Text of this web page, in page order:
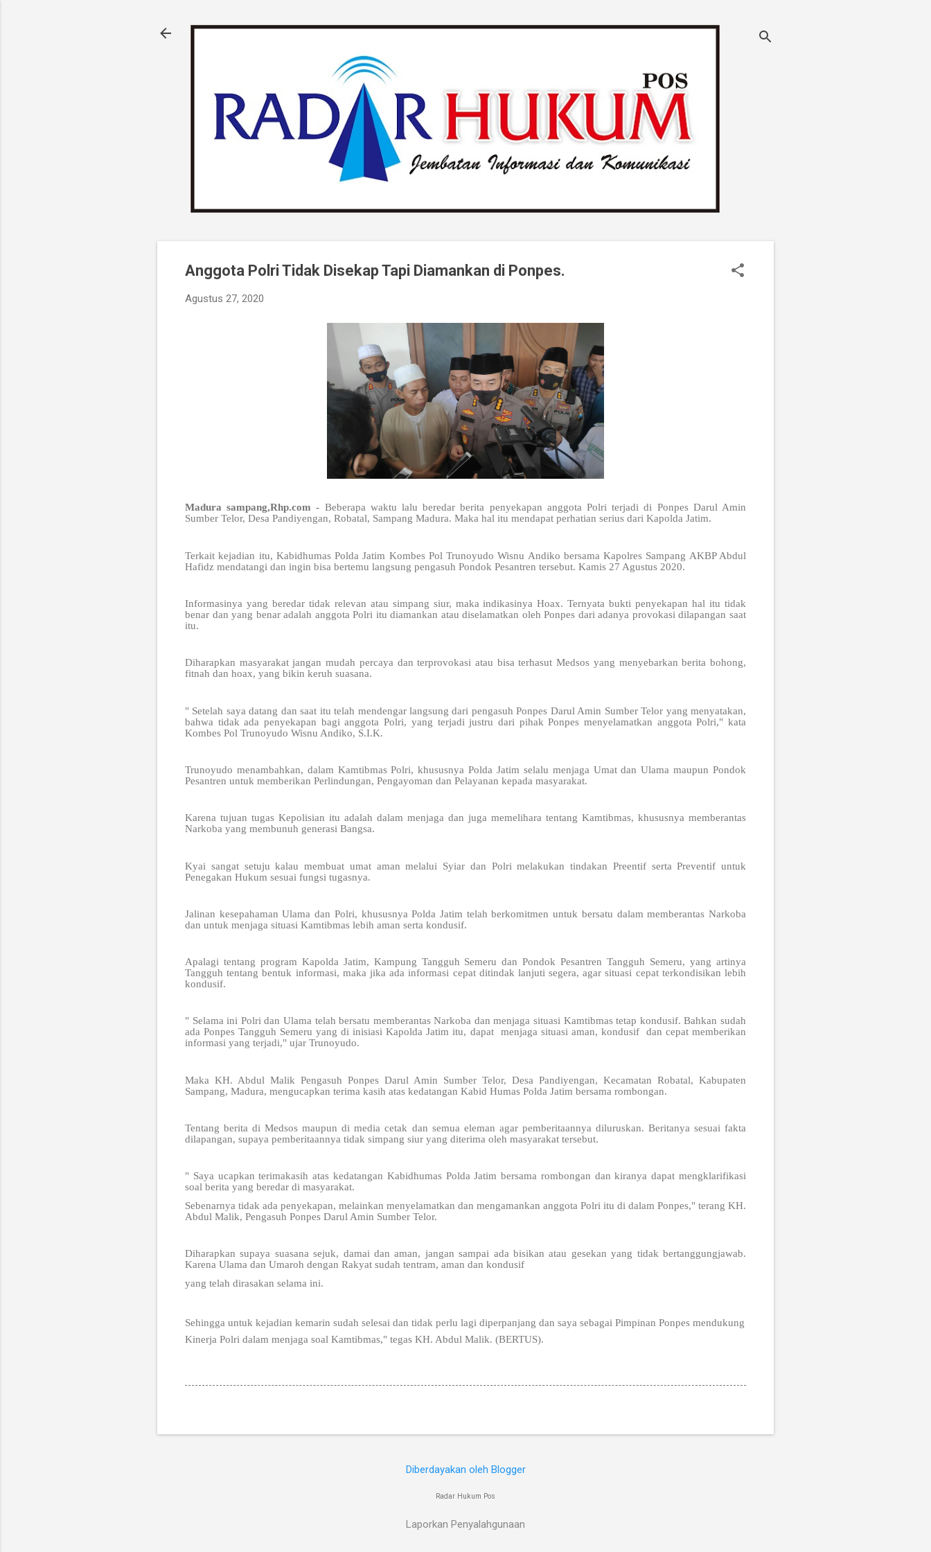
Anggota Polri Tidak Disekap Tapi Diamankan di Ponpes.
Agustus 27, 2020
Madura sampang,Rhp.com - Beberapa waktu lalu beredar berita penyekapan anggota Polri terjadi di Ponpes Darul Amin
Sumber Telor, Desa Pandiyengan, Robatal, Sampang Madura. Maka hal itu mendapat perhatian serius dari Kapolda Jatim.
Terkait kejadian itu, Kabidhumas Polda Jatim Kombes Pol Trunoyudo Wisnu Andiko bersama Kapolres Sampang AKBP Abdul
Hafidz mendatangi dan ingin bisa bertemu langsung pengasuh Pondok Pesantren tersebut. Kamis 27 Agustus 2020.
Informasinya yang beredar tidak relevan atau simpang siur, maka indikasinya Hoax. Ternyata bukti penyekapan hal itu tidak
benar dan yang benar adalah anggota Polri itu diamankan atau diselamatkan oleh Ponpes dari adanya provokasi dilapangan saat
itu.
Diharapkan masyarakat jangan mudah percaya dan terprovokasi atau bisa terhasut Medsos yang menyebarkan berita bohong,
fitnah dan hoax, yang bikin keruh suasana.
" Setelah saya datang dan saat itu telah mendengar langsung dari pengasuh Ponpes Darul Amin Sumber Telor yang menyatakan,
bahwa tidak ada penyekapan bagi anggota Polri, yang terjadi justru dari pihak Ponpes menyelamatkan anggota Polri," kata
Kombes Pol Trunoyudo Wisnu Andiko, S.I.K.
Trunoyudo menambahkan, dalam Kamtibmas Polri, khususnya Polda Jatim selalu menjaga Umat dan Ulama maupun Pondok
Pesantren untuk memberikan Perlindungan, Pengayoman dan Pelayanan kepada masyarakat.
Karena tujuan tugas Kepolisian itu adalah dalam menjaga dan juga memelihara tentang Kamtibmas, khususnya memberantas
Narkoba yang membunuh generasi Bangsa.
Kyai sangat setuju kalau membuat umat aman melalui Syiar dan Polri melakukan tindakan Preentif serta Preventif untuk
Penegakan Hukum sesuai fungsi tugasnya.
Jalinan kesepahaman Ulama dan Polri, khususnya Polda Jatim telah berkomitmen untuk bersatu dalam memberantas Narkoba
dan untuk menjaga situasi Kamtibmas lebih aman serta kondusif.
Apalagi tentang program Kapolda Jatim, Kampung Tangguh Semeru dan Pondok Pesantren Tangguh Semeru, yang artinya
Tangguh tentang bentuk informasi, maka jika ada informasi cepat ditindak lanjuti segera, agar situasi cepat terkondisikan lebih
kondusif.
" Selama ini Polri dan Ulama telah bersatu memberantas Narkoba dan menjaga situasi Kamtibmas tetap kondusif. Bahkan sudah
ada Ponpes Tangguh Semeru yang di inisiasi Kapolda Jatim itu, dapat menjaga situasi aman, kondusif dan cepat memberikan
informasi yang terjadi," ujar Trunoyudo.
Maka KH. Abdul Malik Pengasuh Ponpes Darul Amin Sumber Telor, Desa Pandiyengan, Kecamatan Robatal, Kabupaten
Sampang, Madura, mengucapkan terima kasih atas kedatangan Kabid Humas Polda Jatim bersama rombongan.
Tentang berita di Medsos maupun di media cetak dan semua eleman agar pemberitaannya diluruskan. Beritanya sesuai fakta
dilapangan, supaya pemberitaannya tidak simpang siur yang diterima oleh masyarakat tersebut.
" Saya ucapkan terimakasih atas kedatangan Kabidhumas Polda Jatim bersama rombongan dan kiranya dapat mengklarifikasi
soal berita yang beredar di masyarakat.
Sebenarnya tidak ada penyekapan, melainkan menyelamatkan dan mengamankan anggota Polri itu di dalam Ponpes," terang KH.
Abdul Malik, Pengasuh Ponpes Darul Amin Sumber Telor.
Diharapkan supaya suasana sejuk, damai dan aman, jangan sampai ada bisikan atau gesekan yang tidak bertanggungjawab.
Karena Ulama dan Umaroh dengan Rakyat sudah tentram, aman dan kondusif
yang telah dirasakan selama ini.
Sehingga untuk kejadian kemarin sudah selesai dan tidak perlu lagi diperpanjang dan saya sebagai Pimpinan Ponpes mendukung
Kinerja Polri dalam menjaga soal Kamtibmas," tegas KH. Abdul Malik. (BERTUS).
Diberdayakan oleh Blogger
Radar Hukum Pos
Laporkan Penyalahgunaan